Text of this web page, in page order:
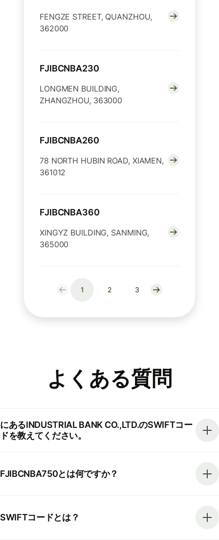
FENGZE STREET, QUANZHOU,
362000
FJIBCNBA230
LONGMEN BUILDING,
ZHANGZHOU, 363000
FJIBCNBA260
78 NORTH HUBIN ROAD, XIAMEN,
361012
FJIBCNBA360
XINGYZ BUILDING, SANMING,
365000
1 2 3
よくある質問
にあるINDUSTRIAL BANK CO.,LTD.のSWIFTコー
ドを教えてください。
FJIBCNBA750とは何ですか？
SWIFTコードとは？